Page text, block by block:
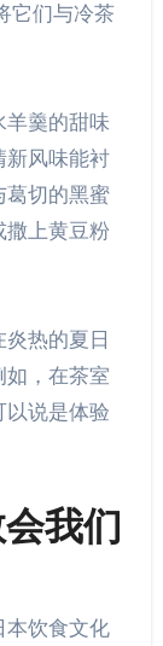
它们与冷茶
羊羹的甜味
新风味能衬
葛切的黑蜜
撒上黄豆粉
热的夏日
如，在茶室
以说是体验
我们
本饮食文化